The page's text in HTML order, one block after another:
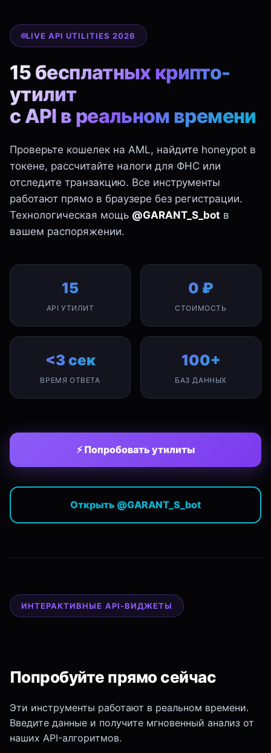
LIVE API UTILITIES 2026
15 бесплатных крипто-
утилит
с API в реальном времени
Проверьте кошелек на AML, найдите honeypot в
токене, рассчитайте налоги для ФНС или
отследите транзакцию. Все инструменты
работают прямо в браузере без регистрации.
Технологическая мощь @GARANT_S_bot в
вашем распоряжении.
15
API УТИЛИТ
0 ₽
СТОИМОСТЬ
<3 сек
ВРЕМЯ ОТВЕТА
100+
БАЗ ДАННЫХ
⚡ Попробовать утилиты
Открыть @GARANT_S_bot
ИНТЕРАКТИВНЫЕ API-ВИДЖЕТЫ
Попробуйте прямо сейчас
Эти инструменты работают в реальном времени.
Введите данные и получите мгновенный анализ от
наших API-алгоритмов.